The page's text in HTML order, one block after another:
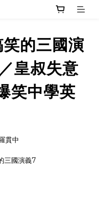
的三國演
皇叔失意
笑中學英
羅貫中
的三國演義7